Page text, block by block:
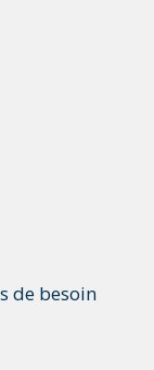
de besoin